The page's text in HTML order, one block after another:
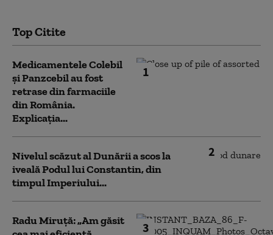
Top Citite
1
Medicamentele Colebil
și Panzcebil au fost
retrase din farmaciile
din România.
Explicația...
2
Nivelul scăzut al Dunării a scos la
iveală Podul lui Constantin, din
timpul Imperiului...
3
Radu Miruță: „Am găsit